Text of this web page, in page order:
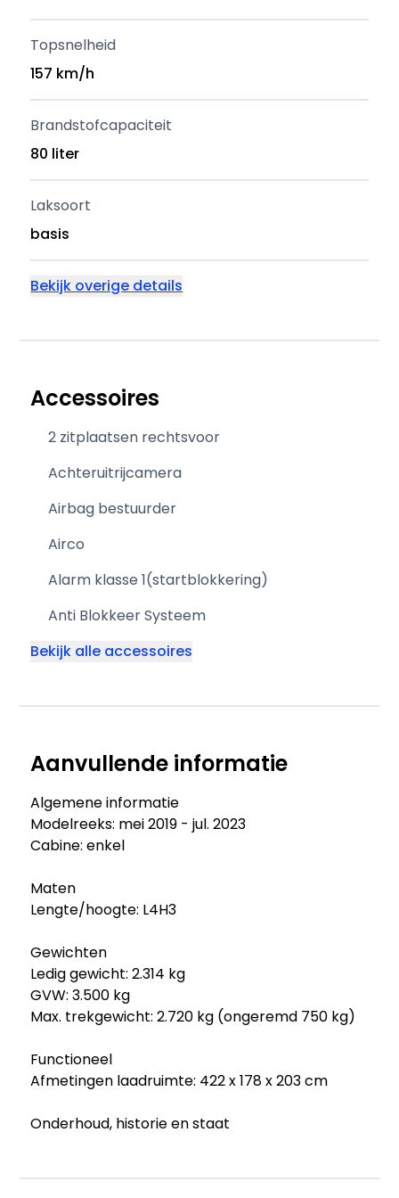
Topsnelheid
157 km/h
Brandstofcapaciteit
80 liter
Laksoort
basis
Bekijk overige details
Accessoires
2 zitplaatsen rechtsvoor
Achteruitrijcamera
Airbag bestuurder
Airco
Alarm klasse 1(startblokkering)
Anti Blokkeer Systeem
Bekijk alle accessoires
Aanvullende informatie
Algemene informatie
Modelreeks: mei 2019 - jul. 2023
Cabine: enkel
Maten
Lengte/hoogte: L4H3
Gewichten
Ledig gewicht: 2.314 kg
GVW: 3.500 kg
Max. trekgewicht: 2.720 kg (ongeremd 750 kg)
Functioneel
Afmetingen laadruimte: 422 x 178 x 203 cm
Onderhoud, historie en staat